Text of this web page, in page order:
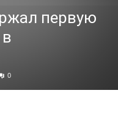
первую
0